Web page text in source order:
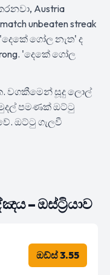
Austria
unbeaten streak
'දෙකේ ගෝල නැත' ද
'දෙකේ ගෝල
වගකීමෙන් සූදු ලොල්
පමණක් ඔට්ටු
ඔට්ටු ගැලවී
– ඔස්ට්‍රියාව
ඔඩ්ස් 3.55